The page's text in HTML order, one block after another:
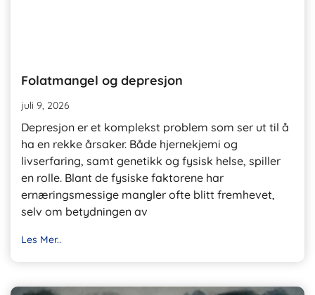
Folatmangel og depresjon
juli 9, 2026
Depresjon er et komplekst problem som ser ut til å
ha en rekke årsaker. Både hjernekjemi og
livserfaring, samt genetikk og fysisk helse, spiller
en rolle. Blant de fysiske faktorene har
ernæringsmessige mangler ofte blitt fremhevet,
selv om betydningen av
Les Mer..